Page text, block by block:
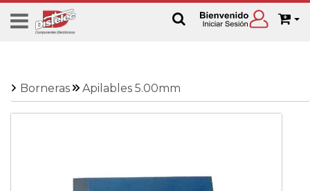
Borneras Apilables 5.00mm